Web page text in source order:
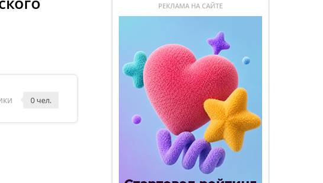
0 чел.
РЕКЛАМА НА САЙТЕ